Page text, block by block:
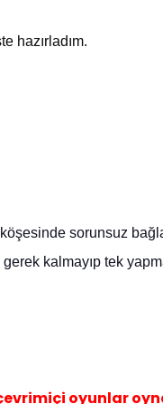
hazırladım.
sorunsuz
gerek kalmayıp tek
oyunlar